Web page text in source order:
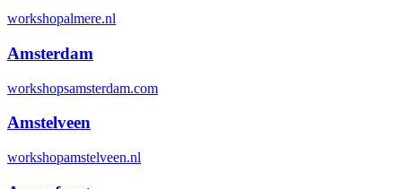
workshopalmere.nl
Amsterdam
workshopsamsterdam.com
Amstelveen
workshopamstelveen.nl